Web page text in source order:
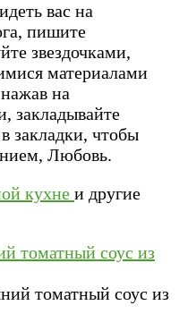
вас на
пишите
звездочками,
материалами
на
закладывайте
закладки, чтобы
Любовь.
кухне и другие
томатный соус из